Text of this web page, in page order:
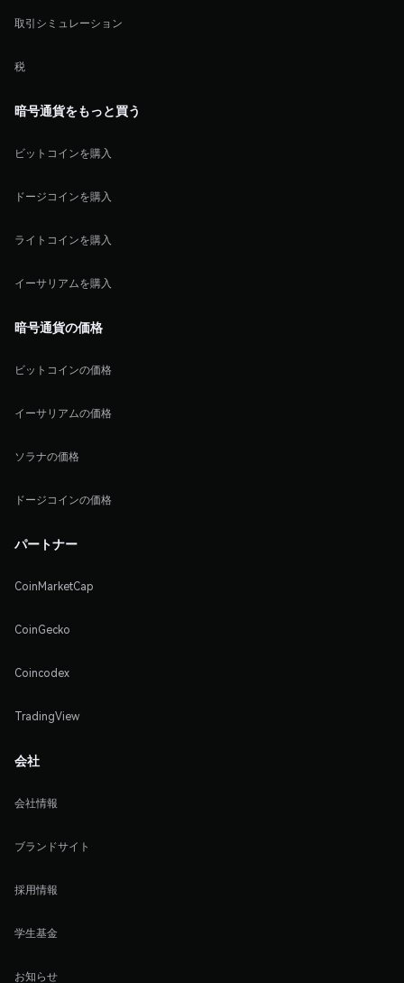
取引シミュレーション
税
暗号通貨をもっと買う
ビットコインを購入
ドージコインを購入
ライトコインを購入
イーサリアムを購入
暗号通貨の価格
ビットコインの価格
イーサリアムの価格
ソラナの価格
ドージコインの価格
パートナー
CoinMarketCap
CoinGecko
Coincodex
TradingView
会社
会社情報
ブランドサイト
採用情報
学生基金
お知らせ